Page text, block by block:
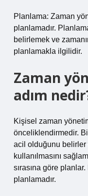
Planlama: Zaman
planlamadır.
belirlemek ve
planlamakla ilgilidir.
Zaman
adım
Kişisel zaman
önceliklendirmedir.
acil olduğunu belirler
kullanılmasını
sırasına göre
planlamadır.